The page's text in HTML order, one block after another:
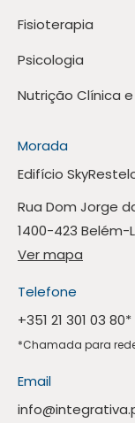
Fisioterapia
Psicologia
Nutrição Clínica e
Morada
Edifício
Rua Dom Jorge
1400-423 Belém-
Ver mapa
Telefone
+351 21 301 03 80*
*Chamada para
Email